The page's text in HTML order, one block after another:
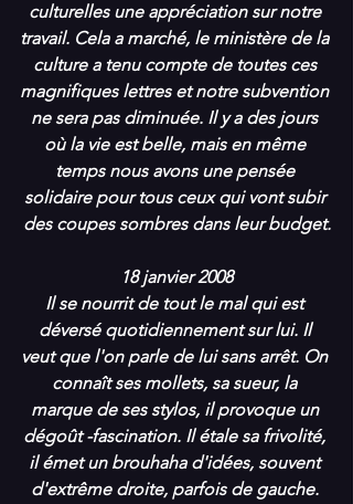
culturelles une appréciation sur notre
travail. Cela a marché, le ministère de la
culture a tenu compte de toutes ces
magnifiques lettres et notre subvention
ne sera pas diminuée. Il y a des jours
où la vie est belle, mais en même
temps nous avons une pensée
solidaire pour tous ceux qui vont subir
des coupes sombres dans leur budget.
18 janvier 2008
Il se nourrit de tout le mal qui est
déversé quotidiennement sur lui. Il
veut que l'on parle de lui sans arrêt. On
connaît ses mollets, sa sueur, la
marque de ses stylos, il provoque un
dégoût -fascination. Il étale sa frivolité,
il émet un brouhaha d'idées, souvent
d'extrême droite, parfois de gauche.